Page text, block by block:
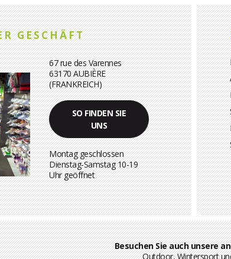
GESCHÄFT
67 rue des Varennes
63170 AUBIÈRE
(FRANKREICH)
SO FINDEN SIE
UNS
Montag geschlossen
Dienstag-Samstag 10-19
Uhr geöffnet
Besuchen Sie auch unsere
Outdoor, Wintersport